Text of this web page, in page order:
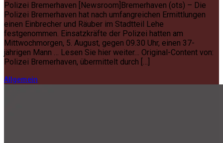
Polizei Bremerhaven [Newsroom]Bremerhaven (ots) – Die
Polizei Bremerhaven hat nach umfangreichen Ermittlungen
einen Einbrecher und Räuber im Stadtteil Lehe
festgenommen. Einsatzkräfte der Polizei hatten am
Mittwochmorgen, 5. August, gegen 09.30 Uhr, einen 37-
jährigen Mann … Lesen Sie hier weiter… Original-Content von:
Polizei Bremerhaven, übermittelt durch […]
Allgemein